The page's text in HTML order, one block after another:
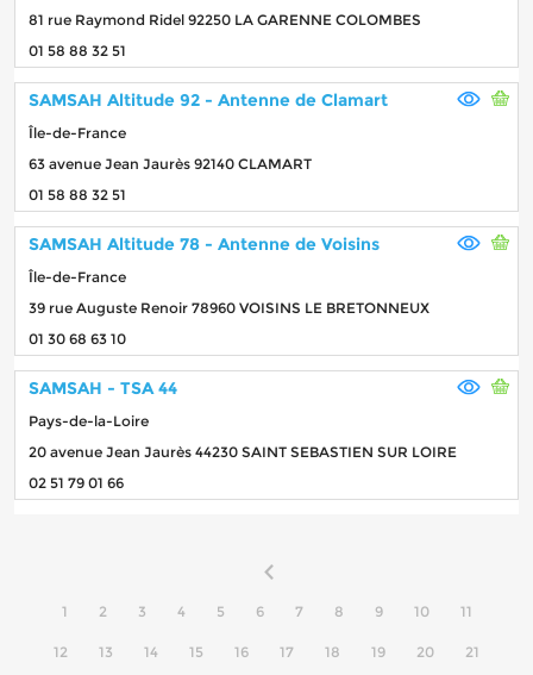
81 rue Raymond Ridel 92250 LA GARENNE COLOMBES
01 58 88 32 51
SAMSAH Altitude 92 - Antenne de Clamart
Île-de-France
63 avenue Jean Jaurès 92140 CLAMART
01 58 88 32 51
SAMSAH Altitude 78 - Antenne de Voisins
Île-de-France
39 rue Auguste Renoir 78960 VOISINS LE BRETONNEUX
01 30 68 63 10
SAMSAH - TSA 44
Pays-de-la-Loire
20 avenue Jean Jaurès 44230 SAINT SEBASTIEN SUR LOIRE
02 51 79 01 66
1 2 3 4 5 6 7 8 9 10 11
12 13 14 15 16 17 18 19 20 21